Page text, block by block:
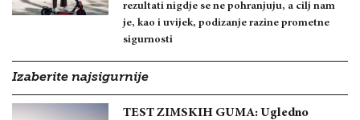
rezultati nigdje se ne pohranjuju, a cilj nam
je, kao i uvijek, podizanje razine prometne
sigurnosti
Izaberite najsigurnije
TEST ZIMSKIH GUMA: Ugledno